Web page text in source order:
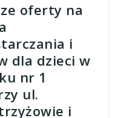
oferty na
i
dla dzieci w
nr 1
ul.
i